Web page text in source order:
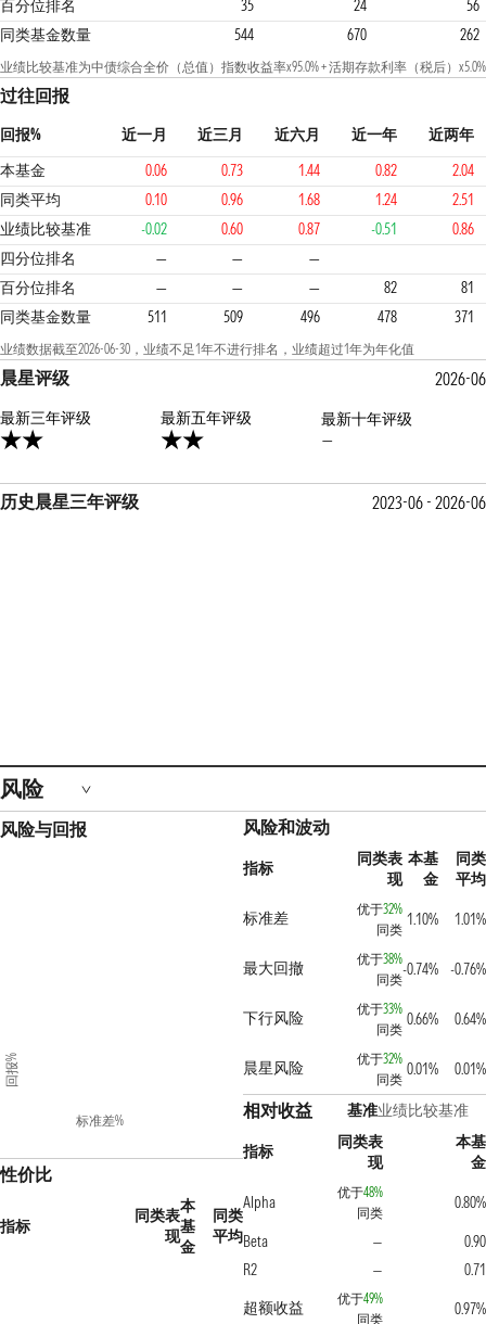
百分位排名 35 24
56
同类基金数量
544 670 262
业绩比较基准为中债综合全价（总值）指数收益率x95.0% + 活期存款利率（税后）x5.0%
过往回报
回报% 近一月 近三月 近六月 近一年
近两年
本基金
0.06 0.73 1.44 0.82
2.04
同类平均
0.10 0.96 1.68 1.24
2.51
业绩比较基准
-0.02 0.60 0.87 -0.51
0.86
四分位排名
— — —
4 4 3
百分位排名 — — — 82
81
同类基金数量
511 509 496 478 371
业绩数据截至2026-06-30，业绩不足1年不进行排名，业绩超过1年为年化值
晨星评级 2026-06
最新三年评级 最新五年评级
最新十年评级
—
历史晨星三年评级 2023-06 - 2026-06
风险
风险与回报
标准差%
回报%
性价比
指标
同类表
现
本
基
金
同类
平均
风险和波动
指标
同类表
现
本基
金
同类
平均
标准差
优于32%
同类
1.10% 1.01%
最大回撤 优于38%
同类
-0.74% -0.76%
下行风险 优于33%
同类
0.66% 0.64%
晨星风险 优于32%
同类
0.01% 0.01%
相对收益 基准业绩比较基准
指标
同类表
现
本基
金
Alpha
优于48%
同类
0.80%
Beta
—
0.90
R2
—
0.71
超额收益
优于49%
同类
0.97%